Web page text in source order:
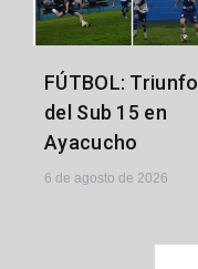
FÚTBOL: Triunfo
del Sub 15 en
Ayacucho
6 de agosto de 2026